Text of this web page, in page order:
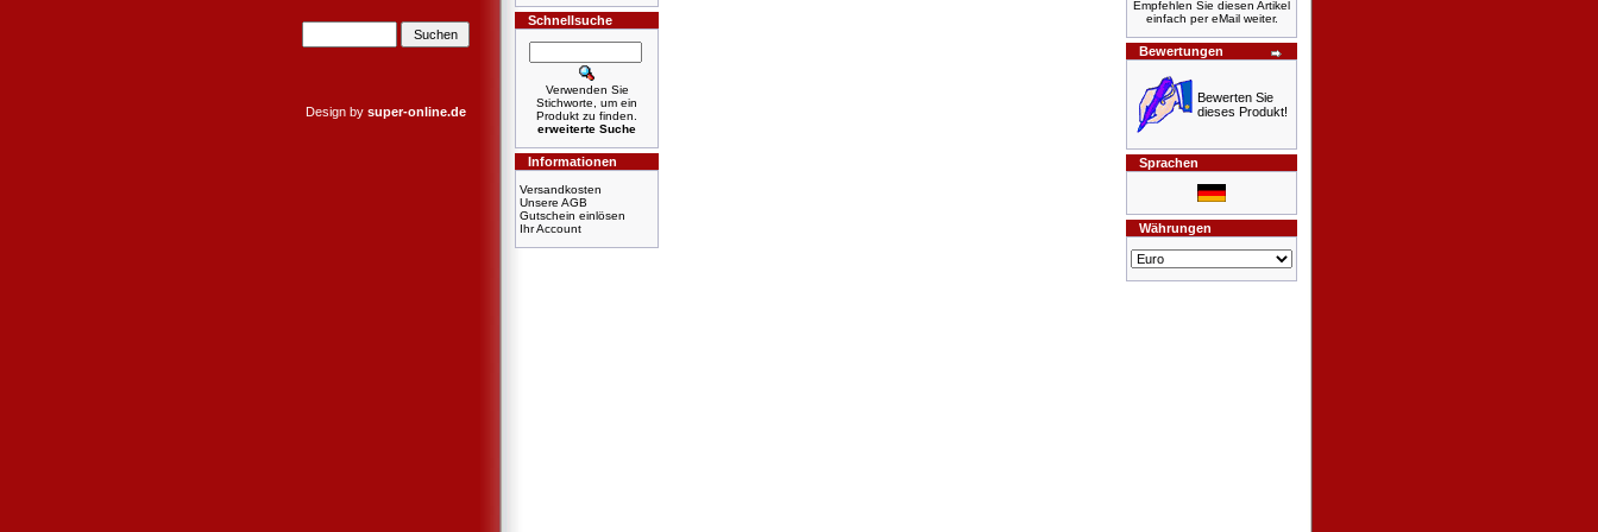
Design by super-online.de
Schnellsuche
Verwenden Sie
Stichworte, um ein
Produkt zu finden.
erweiterte Suche
Informationen
Versandkosten
Unsere AGB
Gutschein einlösen
Ihr Account
Empfehlen Sie diesen Artikel
einfach per eMail weiter.
Bewertungen
Bewerten Sie
dieses Produkt!
Sprachen
Währungen